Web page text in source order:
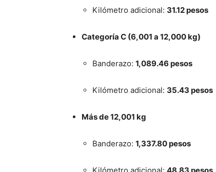
Kilómetro adicional: 31.12 pesos
Categoría C (6,001 a 12,000 kg)
Banderazo: 1,089.46 pesos
Kilómetro adicional: 35.43 pesos
Más de 12,001 kg
Banderazo: 1,337.80 pesos